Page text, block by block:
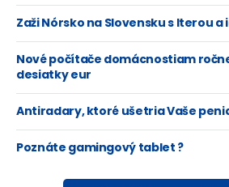
Zaži Nórsko na Slovensku s Iterou a
Nové počítače domácnostiam
desiatky eur
Antiradary, ktoré ušetria Vaše
Poznáte gamingový tablet ?